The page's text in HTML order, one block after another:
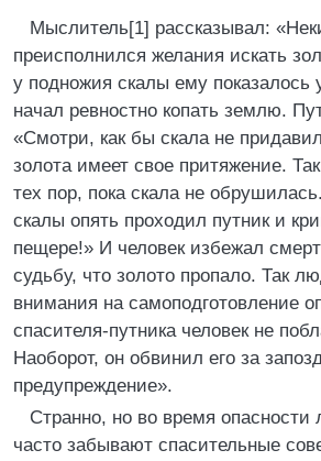
Мыслитель[1] рассказывал:
преисполнился желания искать
у подножия скалы ему
начал ревностно копать землю.
«Смотри, как бы скала не
золота имеет свое притяжение.
тех пор, пока скала не
скалы опять проходил путник и
пещере!» И человек избежал
судьбу, что золото пропало. Так
внимания на самоподготовление
спасителя-путника человек не
Наоборот, он обвинил его за
предупреждение».
Странно, но во время опасности
часто забывают спасительные